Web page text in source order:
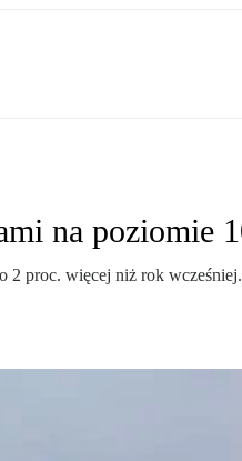
na poziomie
2 proc. więcej niż rok